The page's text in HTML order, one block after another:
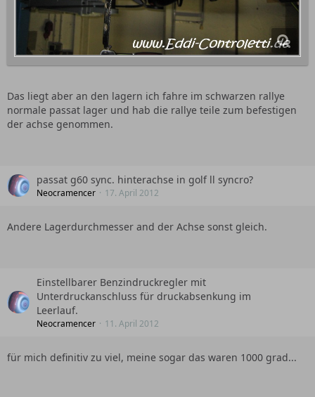
Das liegt aber an den lagern ich fahre im schwarzen rallye
normale passat lager und hab die rallye teile zum befestigen
der achse genommen.
passat g60 sync. hinterachse in golf ll syncro?
Neocramencer 17. April 2012
Andere Lagerdurchmesser and der Achse sonst gleich.
Einstellbarer Benzindruckregler mit
Unterdruckanschluss für druckabsenkung im
Leerlauf.
Neocramencer 11. April 2012
für mich definitiv zu viel, meine sogar das waren 1000 grad...